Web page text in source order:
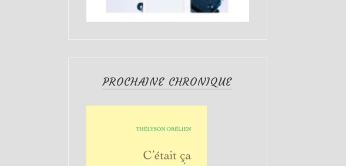
PROCHAINE CHRONIQUE